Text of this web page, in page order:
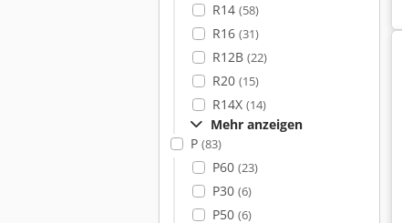
R14 (58)
R16 (31)
R12B (22)
R20 (15)
R14X (14)
Mehr anzeigen
P (83)
P60 (23)
P30 (6)
P50 (6)